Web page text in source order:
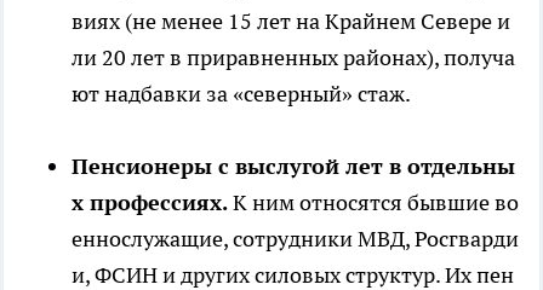
виях (не менее 15 лет на Крайнем Севере и
ли 20 лет в приравненных районах), получа
ют надбавки за «северный» стаж.
Пенсионеры с выслугой лет в отдельны
х профессиях.К ним относятся бывшие во
еннослужащие, сотрудники МВД, Росгварди
и, ФСИН и других силовых структур. Их пен